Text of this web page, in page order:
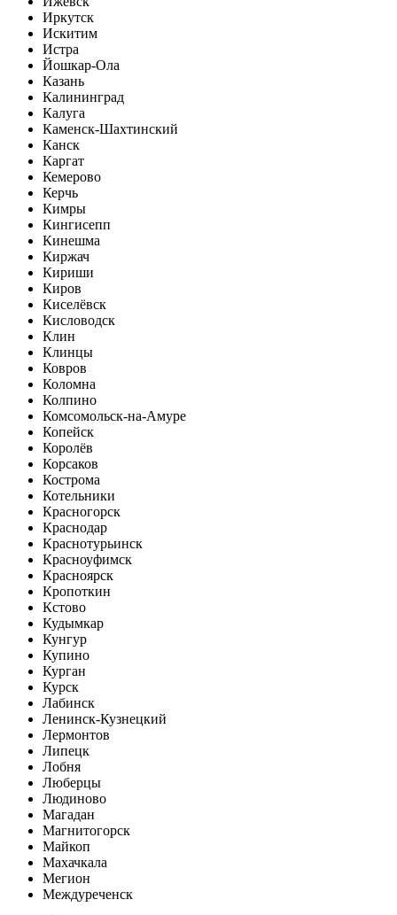
Иркутск
Искитим
Истра
Йошкар-Ола
Казань
Калининград
Калуга
Каменск-Шахтинский
Канск
Каргат
Кемерово
Керчь
Кимры
Кингисепп
Кинешма
Киржач
Кириши
Киров
Киселёвск
Кисловодск
Клин
Клинцы
Ковров
Коломна
Колпино
Комсомольск-на-Амуре
Копейск
Королёв
Корсаков
Кострома
Котельники
Красногорск
Краснодар
Краснотурьинск
Красноуфимск
Красноярск
Кропоткин
Кстово
Кудымкар
Кунгур
Купино
Курган
Курск
Лабинск
Ленинск-Кузнецкий
Лермонтов
Липецк
Лобня
Люберцы
Людиново
Магадан
Магнитогорск
Майкоп
Махачкала
Мегион
Междуреченск